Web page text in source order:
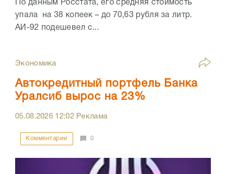
По данным Росстата, его средняя стоимость
упала на 38 копеек – до 70,63 рубля за литр.
АИ-92 подешевел с...
Экономика
Автокредитный портфель Банка
Уралсиб вырос на 23%
05.08.2026 12:02Реклама
Комментарии 0